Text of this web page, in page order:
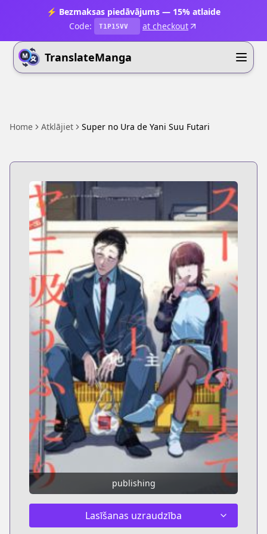
⚡ Bezmaksas piedāvājums — 15% atlaide
Code:
T1P15VV at checkout
TranslateManga
Home Atklājiet Super no Ura de Yani Suu Futari
publishing
Lasīšanas uzraudzība